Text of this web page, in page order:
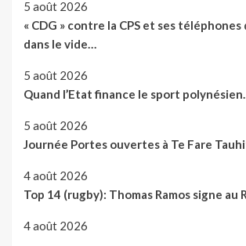
5 août 2026
« CDG » contre la CPS et ses
dans le vide…
5 août 2026
Quand l’Etat finance le sport
5 août 2026
Journée Portes ouvertes à Te Fare
4 août 2026
Top 14 (rugby): Thomas Ramos signe au
4 août 2026